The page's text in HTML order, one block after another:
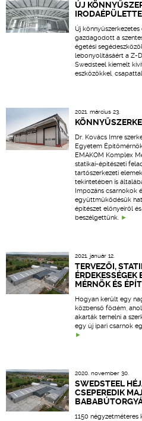
ÚJ
Új
gazdagodott a
égetési
lebonyolításáért a Z-
Swedsteel kiemelt
eszközökkel,
2021. március 23.
Dr. Kovács Imre
Egyetem
EMAKOM Komplex
statikai-építészeti
tartószerkezeti
tekintetében is
Impozáns csarnokok
együttműködésük
építészet előnyeiről
beszélgettünk.
2021. január 12.
TERVEZŐI,
MÉRNÖK ÉS
Hogyan került egy
közbenső födém,
akarták terhelni a
egy új ipari csarnok
2020. november 30.
SWEDSTEEL
CSEPEREDIK
1150 négyzetméteres